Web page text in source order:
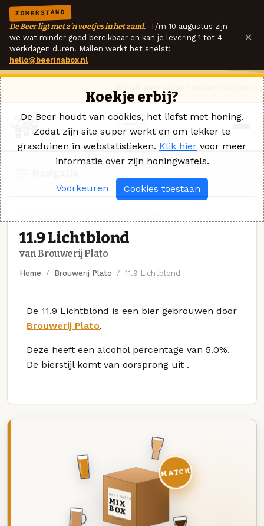
ZOMERSTAND
De Beer ligt met z'n voetjes in het zand. T/m 10 augustus zijn
we wat minder goed bereikbaar en kan je levering 1 tot 4
werkdagen duren. Mailen werkt het snelst:
hello@beerinabox.nl
×
11.9 Lichtblond
van Brouwerij Plato
Home Brouwerij Plato 11.9 Lichtblond
De 11.9 Lichtblond is een bier gebrouwen door
Brouwerij Plato.
Deze heeft een alcohol percentage van 5.0%.
De bierstijl komt van oorsprong uit .
DEZE MAAND
MIX
BOX
8 BIEREN
MATCH
Koekje erbij?
De Beer houdt van cookies, het liefst met honing.
Zodat zijn site super werkt en om lekker te
grasduinen in webstatistieken. Klik hier voor meer
informatie over zijn honingwafels.
Voorkeuren Cookies toestaan